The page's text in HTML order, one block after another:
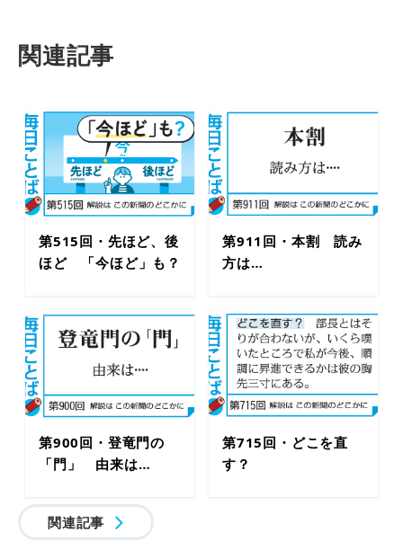
関連記事
第515回・先ほど、後
ほど 「今ほど」も？
第911回・本割 読み
方は…
第900回・登竜門の
「門」 由来は…
第715回・どこを直
す？
関連記事